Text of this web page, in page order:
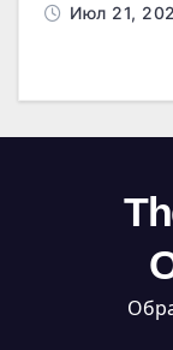
Июл 21,